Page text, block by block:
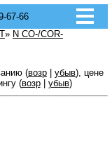
67-66
» N CO-/COR-
(возр убыв), цене
(возр| убыв)